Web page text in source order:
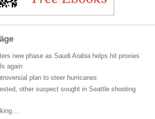
new phase as Saudi Arabia helps hit proxies
again
plan to steer hurricanes
other suspect sought in Seattle shooting